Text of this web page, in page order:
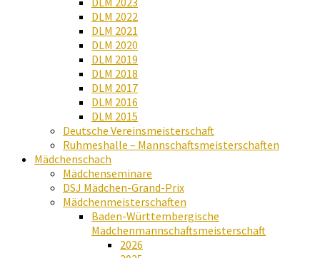
DLM 2022
DLM 2021
DLM 2020
DLM 2019
DLM 2018
DLM 2017
DLM 2016
DLM 2015
Deutsche Vereinsmeisterschaft
Ruhmeshalle – Mannschaftsmeisterschaften
Mädchenschach
Mädchenseminare
DSJ Mädchen-Grand-Prix
Mädchenmeisterschaften
Baden-Württembergische
Mädchenmannschaftsmeisterschaft
2026